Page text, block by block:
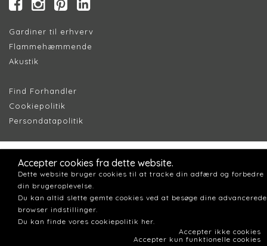
Gardiner til erhverv
Flammehæmmende
Akustik
Find Forhandler
Cookiepolitik
Persondatapolitik
Accepter cookies fra dette website.
Dette website bruger cookies til at tracke din adfærd og forbedre
din brugeroplevelse.
Du kan altid slette gemte cookies ved at besøge dine advancerede
browser indstillinger.
Du kan finde vores cookiepolitik her.
Accepter ikke cookies
Accepter kun funktionelle cookies